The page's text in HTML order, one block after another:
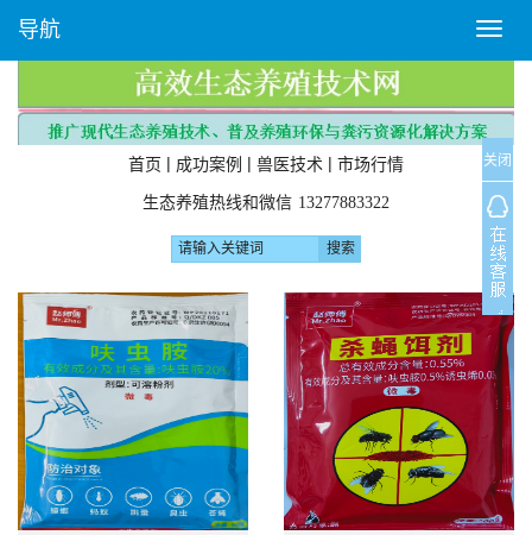
T
o
g
l
e
n
a
v
i
g
a
t
i
o
导航
首页 | 成功案例 | 兽医技术 | 市场行情
生态养殖热线和微信 13277883322
关闭